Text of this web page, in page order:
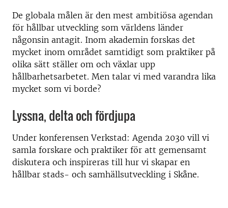
De globala målen är den mest ambitiösa agendan
för hållbar utveckling som världens länder
någonsin antagit. Inom akademin forskas det
mycket inom området samtidigt som praktiker på
olika sätt ställer om och växlar upp
hållbarhetsarbetet. Men talar vi med varandra lika
mycket som vi borde?
Lyssna, delta och fördjupa
Under konferensen Verkstad: Agenda 2030 vill vi
samla forskare och praktiker för att gemensamt
diskutera och inspireras till hur vi skapar en
hållbar stads- och samhällsutveckling i Skåne.